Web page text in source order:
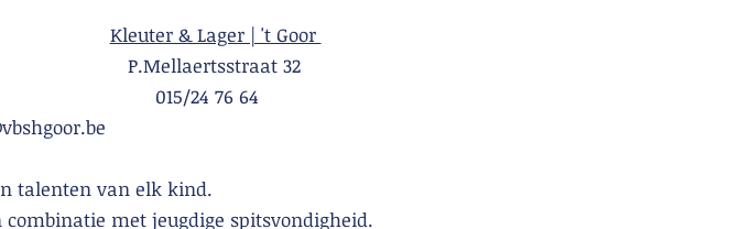
Kleuter & Lager | 't Goor
P.Mellaertsstraat 32
015/24 76 64
talenten van elk kind.
met jeugdige spitsvondigheid.